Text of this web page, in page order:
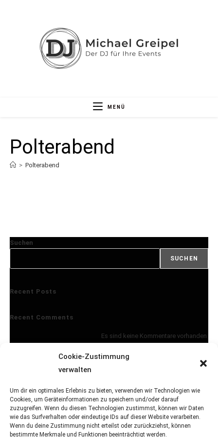
Cookie-Zustimmung
verwalten
Um dir ein optimales Erlebnis zu bieten, verwenden wir Technologien wie
Cookies, um Geräteinformationen zu speichern und/oder darauf
zuzugreifen. Wenn du diesen Technologien zustimmst, können wir Daten
wie das Surfverhalten oder eindeutige IDs auf dieser Website verarbeiten.
Wenn du deine Zustimmung nicht erteilst oder zurückziehst, können
bestimmte Merkmale und Funktionen beeinträchtigt werden.
MENÜ
Polterabend
> Polterabend
Suchen
SUCHEN
Recent Posts
Recent Comments
Es sind keine Kommentare vorhanden.
Catego